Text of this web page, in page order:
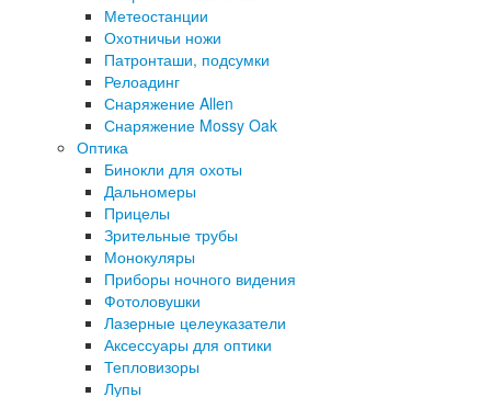
Метеостанции
Охотничьи ножи
Патронташи, подсумки
Релоадинг
Снаряжение Allen
Снаряжение Mossy Oak
Оптика
Бинокли для охоты
Дальномеры
Прицелы
Зрительные трубы
Монокуляры
Приборы ночного видения
Фотоловушки
Лазерные целеуказатели
Аксессуары для оптики
Тепловизоры
Лупы